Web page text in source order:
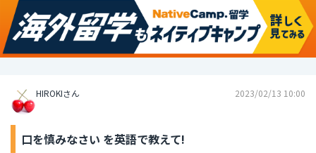
HIROKIさん 2023/02/13 10:00
口を慎みなさい を英語で教えて!